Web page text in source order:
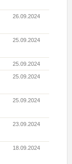
26.09.2024
25.09.2024
25.09.2024
25.09.2024
25.09.2024
23.09.2024
18.09.2024